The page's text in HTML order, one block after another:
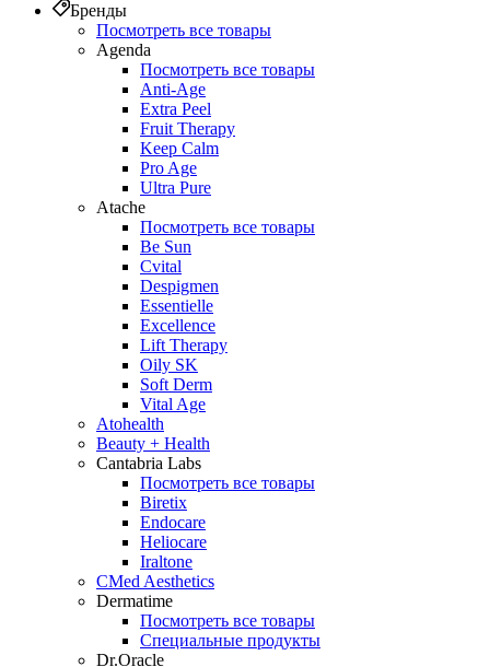
Бренды
Посмотреть все товары
Agenda
Посмотреть все товары
Anti‑Age
Extra Peel
Fruit Therapy
Keep Calm
Pro Age
Ultra Pure
Atache
Посмотреть все товары
Be Sun
Cvital
Despigmen
Essentielle
Excellence
Lift Therapy
Oily SK
Soft Derm
Vital Age
Atohealth
Beauty + Health
Cantabria Labs
Посмотреть все товары
Biretix
Endocare
Heliocare
Iraltone
CMed Aesthetics
Dermatime
Посмотреть все товары
Специальные продукты
Dr.Oracle